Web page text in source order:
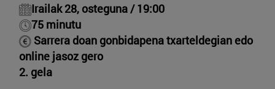
Irailak 28, osteguna / 19:00
75 minutu
Sarrera doan gonbidapena txarteldegian edo
online jasoz gero
2. gela